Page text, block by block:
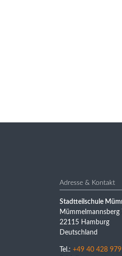
Adresse & Kontakt
Stadtteilschule
Mümmelmannsberg
22115 Hamburg
Deutschland
Tel.: +49 40 428